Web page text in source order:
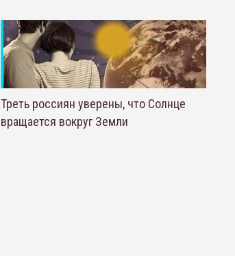
Треть россиян уверены, что Солнце
вращается вокруг Земли